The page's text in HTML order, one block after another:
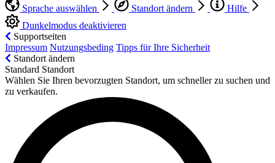
Sprache auswählen
Standort ändern
Hilfe
Dunkelmodus deaktivieren
Supportseiten
Impressum Nutzungsbeding Tipps für Ihre Sicherheit
Standort ändern
Standard Standort
Wählen Sie Ihren bevorzugten Standort, um schneller zu suchen und
zu verkaufen.